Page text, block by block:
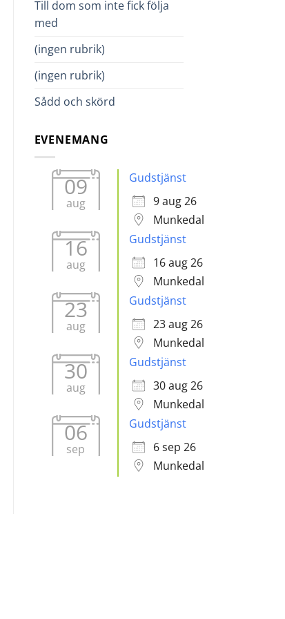
Till dom som inte fick följa
med
(ingen rubrik)
(ingen rubrik)
Sådd och skörd
EVENEMANG
09
aug
Gudstjänst
9 aug 26
Munkedal
16
aug
Gudstjänst
16 aug 26
Munkedal
23
aug
Gudstjänst
23 aug 26
Munkedal
30
aug
Gudstjänst
30 aug 26
Munkedal
06
sep
Gudstjänst
6 sep 26
Munkedal